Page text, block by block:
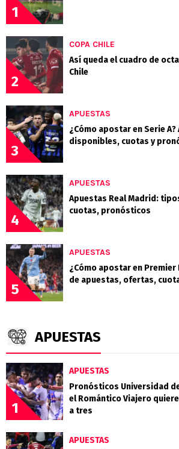
1
2
COPA CHILE
Así queda el cuadro de
Chile
3
APUESTAS
¿Cómo apostar en Serie A?
disponibles, cuotas y
4
APUESTAS
Apuestas Real Madrid:
cuotas, pronósticos
5
APUESTAS
¿Cómo apostar en Premier
de apuestas, ofertas,
APUESTAS
1
APUESTAS
Pronósticos Universidad
el Romántico Viajero
a tres
APUESTAS